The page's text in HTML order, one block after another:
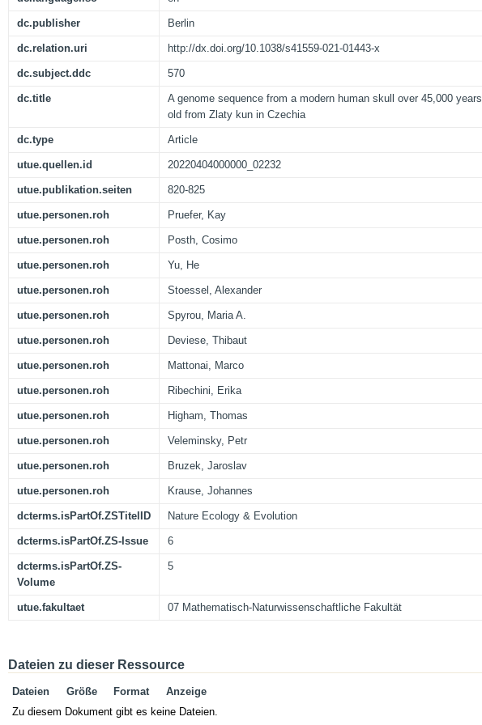
dc.publisher Berlin
dc.relation.uri http://dx.doi.org/10.1038/s41559-021-01443-x
dc.subject.ddc 570
dc.title
A genome sequence from a modern human skull over 45,000 years
old from Zlaty kun in Czechia
dc.type Article
utue.quellen.id 20220404000000_02232
utue.publikation.seiten 820-825
utue.personen.roh Pruefer, Kay
utue.personen.roh Posth, Cosimo
utue.personen.roh Yu, He
utue.personen.roh Stoessel, Alexander
utue.personen.roh Spyrou, Maria A.
utue.personen.roh Deviese, Thibaut
utue.personen.roh Mattonai, Marco
utue.personen.roh Ribechini, Erika
utue.personen.roh Higham, Thomas
utue.personen.roh Veleminsky, Petr
utue.personen.roh Bruzek, Jaroslav
utue.personen.roh Krause, Johannes
dcterms.isPartOf.ZSTitelID Nature Ecology & Evolution
dcterms.isPartOf.ZS-Issue 6
dcterms.isPartOf.ZS-
Volume
5
utue.fakultaet 07 Mathematisch-Naturwissenschaftliche Fakultät
Dateien zu dieser Ressource
Dateien Größe Format
Anzeige
Zu diesem Dokument gibt es keine Dateien.